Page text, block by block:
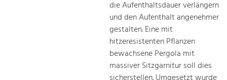
die Aufenthaltsdauer verlängern
und den Aufenthalt angenehmer
gestalten. Eine mit
hitzeresistenten Pflanzen
bewachsene Pergola mit
massiver Sitzgarnitur soll dies